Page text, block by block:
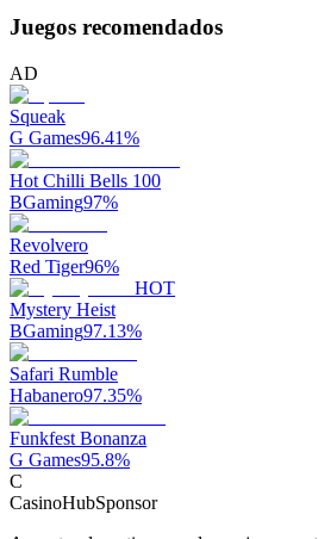
Juegos recomendados
AD
Squeak
G Games96.41%
Hot Chilli Bells 100
BGaming97%
Revolvero
Red Tiger96%
HOT
Mystery Heist
BGaming97.13%
Safari Rumble
Habanero97.35%
Funkfest Bonanza
G Games95.8%
C
CasinoHubSponsor